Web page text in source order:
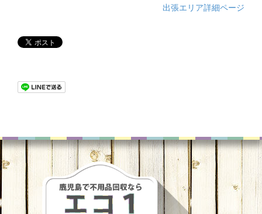
出張エリア詳細ページ